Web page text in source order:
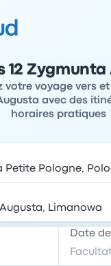
12
votre voyage vers et
avec des
horaires pratiques
Date